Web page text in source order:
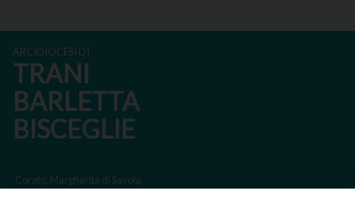
ARCIDIOCESI DI
TRANI
BARLETTA
BISCEGLIE
Corato, Margherita di Savoia,